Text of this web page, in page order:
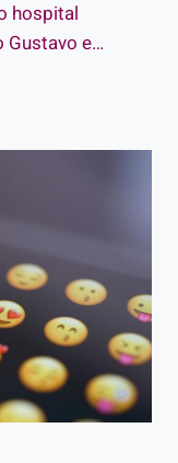
hospital
Gustavo e…